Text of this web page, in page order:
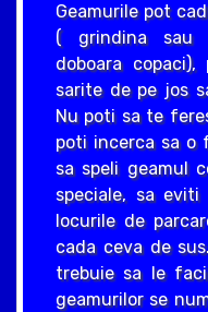
Geamurile pot
( grindina sau
doboara
sarite de pe jos
Nu poti sa te
poti incerca sa o
sa speli geamul
speciale, sa
locurile de
cada ceva de
trebuie sa le
geamurilor se